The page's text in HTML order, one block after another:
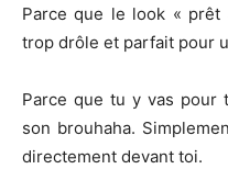
Parce que le look «
trop drôle et parfait pour
Parce que tu y vas pour
son brouhaha.
directement devant toi.